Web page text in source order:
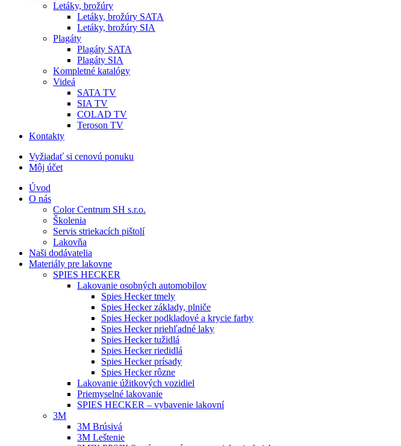
Letáky, brožúry
Letáky, brožúry SATA
Letáky, brožúry SIA
Plagáty
Plagáty SATA
Plagáty SIA
Kompletné katalógy
Videá
SATA TV
SIA TV
COLAD TV
Teroson TV
Kontakty
Vyžiadať si cenovú ponuku
Môj účet
Úvod
O nás
Color Centrum SH s.r.o.
Školenia
Servis striekacích pištolí
Lakovňa
Naši dodávatelia
Materiály pre lakovne
SPIES HECKER
Lakovanie osobných automobilov
Spies Hecker tmely
Spies Hecker základy, plniče
Spies Hecker podkladové a krycie farby
Spies Hecker priehľadné laky
Spies Hecker tužidlá
Spies Hecker riedidlá
Spies Hecker prísady
Spies Hecker rôzne
Lakovanie úžitkových vozidiel
Priemyselné lakovanie
SPIES HECKER – vybavenie lakovní
3M
3M Brúsivá
3M Leštenie